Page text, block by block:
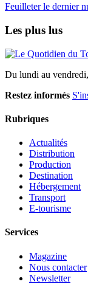
Feuilleter le dernier
Les plus lus
Du lundi au
Restez informés
Rubriques
Actualités
Distribution
Production
Destination
Hébergement
Transport
E-tourisme
Services
Magazine
Nous contacter
Newsletter